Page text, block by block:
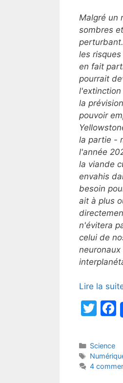
Malgré un
sombres
les
en fait
pourrait
l'extinction
la
pouvoir
la partie -
l'année
la viande
envahis
besoin
ait à plus
n'évitera
celui de
Lire la
T
itt
er
Catégories
Science
Étiquettes
4